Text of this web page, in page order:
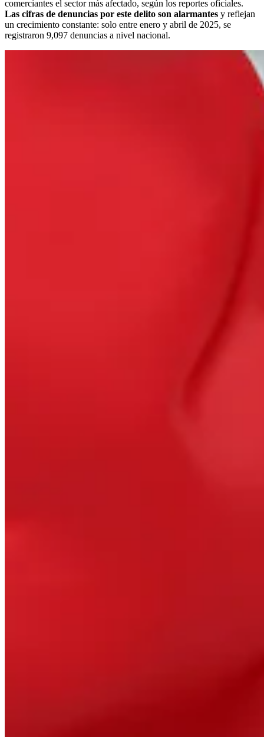
comerciantes el sector más afectado, según los reportes oficiales.
Las cifras de denuncias por este delito son alarmantes y reflejan
un crecimiento constante: solo entre enero y abril de 2025, se
registraron 9,097 denuncias a nivel nacional.